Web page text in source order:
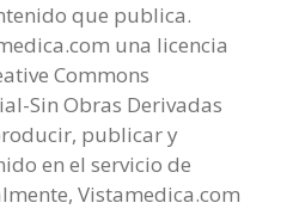
que publica.
una licencia
Commons
Sin Obras Derivadas
publicar y
en el servicio de
Vistamedica.com